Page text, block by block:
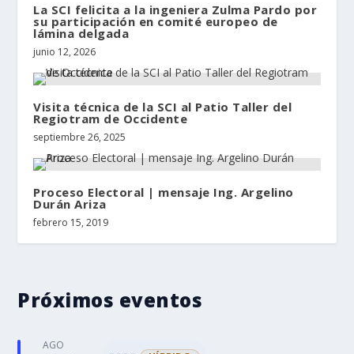
La SCI felicita a la ingeniera Zulma Pardo por
su participación en comité europeo de
lámina delgada
junio 12, 2026
Visita técnica de la SCI al Patio Taller del
Regiotram de Occidente
septiembre 26, 2025
Proceso Electoral | mensaje Ing. Argelino
Durán Ariza
febrero 15, 2019
Próximos eventos
AGO